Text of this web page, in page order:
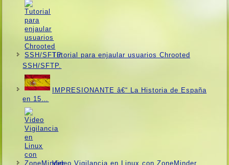
Tutorial para enjaular usuarios Chrooted
SSH/SFTP.
IMPRESIONANTE â€“ La Historia de España
en 15…
Video Vigilancia en Linux con ZoneMinder.